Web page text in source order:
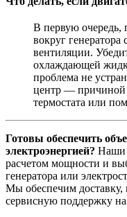
В первую очередь,
вокруг генератора
вентиляции.
охлаждающей
проблема не
центр — причиной
термостата или
Готовы обеспечить
электроэнергией? Наши
расчетом мощности и
генератора или
Мы обеспечим доставку,
сервисную поддержку на